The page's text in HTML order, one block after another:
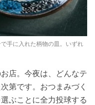
手に入れた柄物の皿。いずれ
店。今夜は、どんなテ
第です。おつまみづく
ぶことに全力投球する